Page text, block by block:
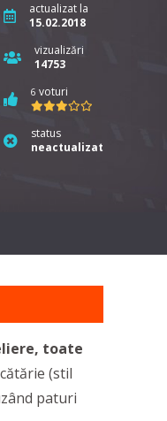
actualizat la
15.02.2018
vizualizări
14753
6 voturi
status
neactualizat
toate
(stil
paturi